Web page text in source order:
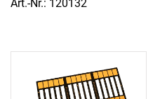
Art.-Nr.: 120132